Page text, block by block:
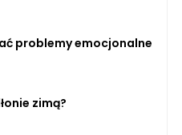
problemy emocjonalne
zimą?